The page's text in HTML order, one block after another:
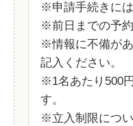
※申請手続きに
※前日までの予
※情報に不備が
記入ください。
※1名あたり500
す。
※立入制限につい